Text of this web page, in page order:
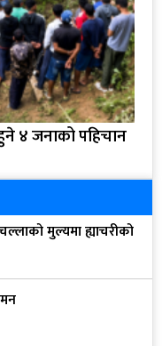
४ जनाको पहिचान
मुल्यमा ह्याचरीको